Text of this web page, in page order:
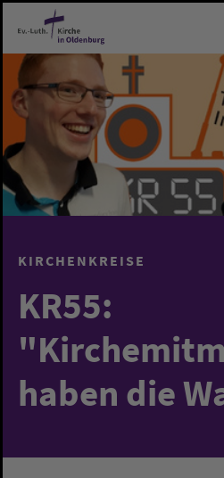
Zum Hauptinhalt springen
KIRCHENKREISE
KR55:
haben die